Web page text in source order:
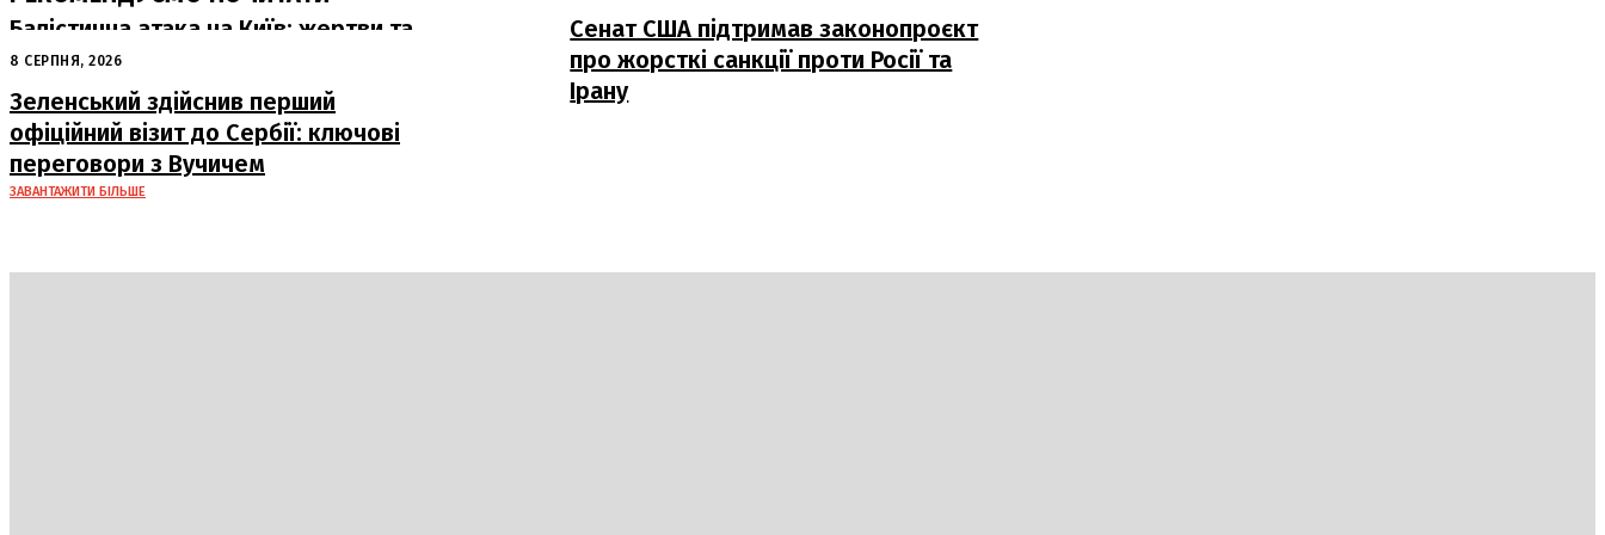
Балістична атака на Київ: жертви та
руйнування
Сенат США підтримав законопроєкт
про жорсткі санкції проти Росії та
Ірану
8 СЕРПНЯ, 2026
Зеленський здійснив перший
офіційний візит до Сербії: ключові
переговори з Вучичем
ЗАВАНТАЖИТИ БІЛЬШЕ